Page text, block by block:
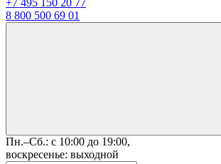
+7 495 150 20 77
8 800 500 69 01
Пн.–Сб.: с 10:00 до 19:00,
воскресенье: выходной